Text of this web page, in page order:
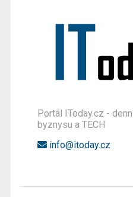
Portál IToday.cz -
byznysu a TECH
info@itoday.cz